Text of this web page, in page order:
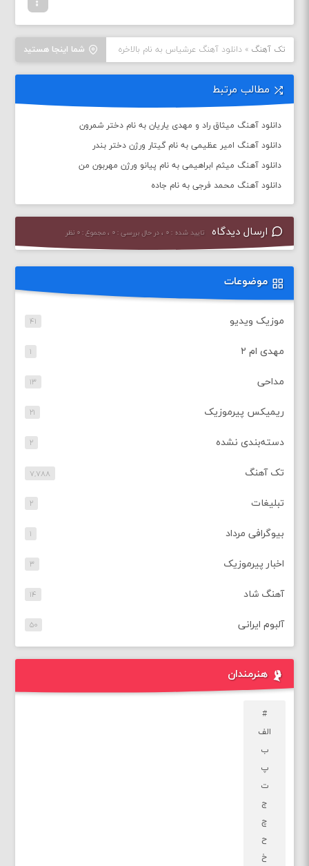
شما اینجا هستید تک آهنگ »دانلود آهنگ عرشیاس به نام بالاخره
مطالب مرتبط
دانلود آهنگ میثاق راد و مهدی یاریان به نام دختر شمرون
دانلود آهنگ امیر عظیمی به نام گیتار ورژن دختر بندر
دانلود آهنگ میثم ابراهیمی به نام پیانو ورژن مهربون من
دانلود آهنگ محمد فرجی به نام جاده
ارسال دیدگاه تایید شده : ۰ ، در حال بررسی : ۰ ، مجموع : ۰ نظر
موضوعات
موزیک ویدیو ۴۱
مهدی ام ۲ ۱
مداحی ۱۳
ریمیکس پیرموزیک ۲۱
دسته‌بندی نشده ۲
تک آهنگ ۷,۷۸۸
تبلیغات ۲
بیوگرافی مرداد ۱
اخبار پیرموزیک ۳
آهنگ شاد ۱۴
آلبوم ایرانی ۵۰
هنرمندان
#
الف
ب
پ
ت
ج
چ
ح
خ